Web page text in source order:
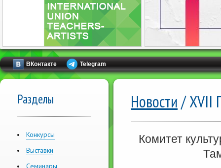
ВКонтакте Telegram
Разделы
Конкурсы
Выставки
Семинары
Новости/ XVII
Комитет